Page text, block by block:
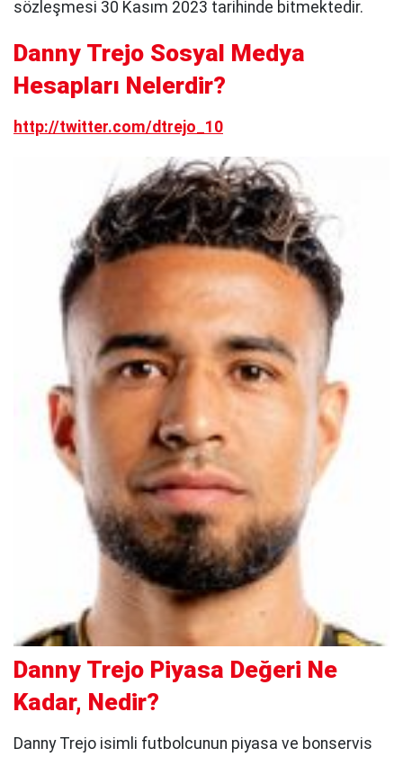
sözleşmesi 30 Kasım 2023 tarihinde bitmektedir.
Danny Trejo Sosyal Medya
Hesapları Nelerdir?
http://twitter.com/dtrejo_10
Danny Trejo Piyasa Değeri Ne
Kadar, Nedir?
Danny Trejo isimli futbolcunun piyasa ve bonservis